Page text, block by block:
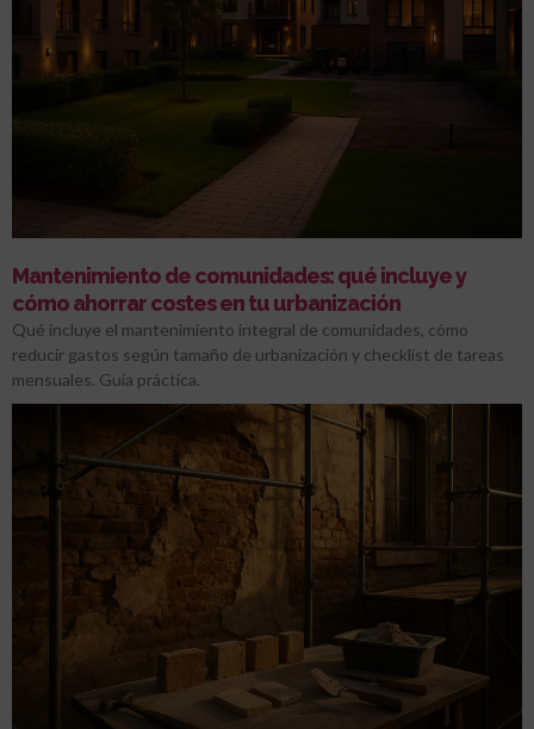
Mantenimiento de comunidades: qué incluye y
cómo ahorrar costes en tu urbanización
Qué incluye el mantenimiento integral de comunidades, cómo
reducir gastos según tamaño de urbanización y checklist de tareas
mensuales. Guía práctica.